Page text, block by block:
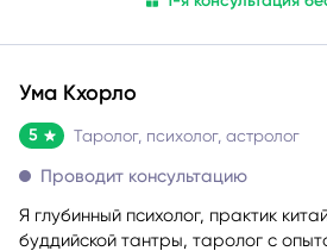
Ума Кхорло
5 Таролог, психолог, астролог
Проводит консультацию